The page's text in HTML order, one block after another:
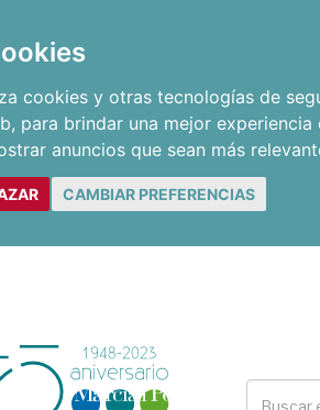
cookies y otras tecnologías de
, para brindar una mejor experiencia
anuncios que sean más
CAMBIAR PREFERENCIAS